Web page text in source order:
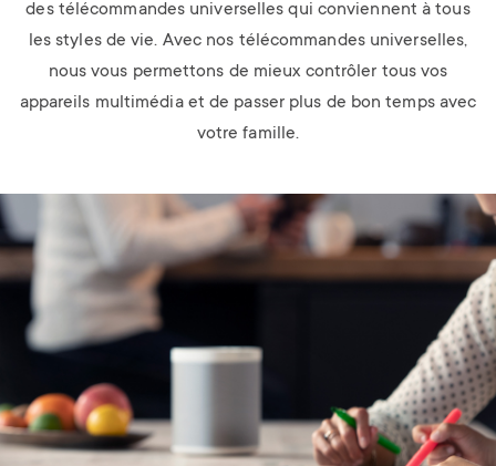
des télécommandes universelles qui conviennent à tous
les styles de vie. Avec nos télécommandes universelles,
nous vous permettons de mieux contrôler tous vos
appareils multimédia et de passer plus de bon temps avec
votre famille.
Image